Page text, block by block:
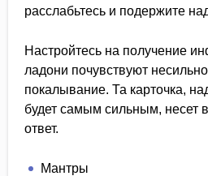
расслабьтесь и подержите
Настройтесь на получение
ладони почувствуют
покалывание. Та карточка,
будет самым сильным, несет
ответ.
Мантры